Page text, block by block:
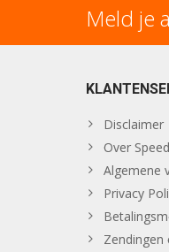
Meld je
Disclaimer
Over
Algemene
Privacy
Zendingen